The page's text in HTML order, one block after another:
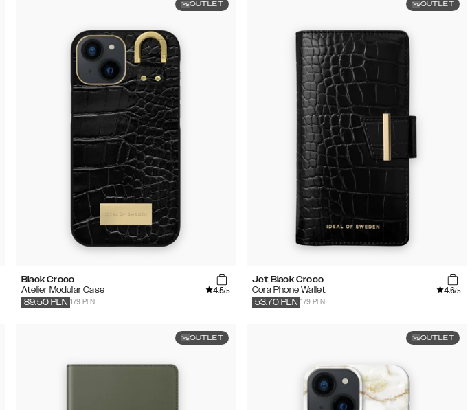
OUTLET
Black Croco
Atelier Modular Case
4.5/5
179 PLN
89.50 PLN
OUTLET
Jet Black Croco
Cora Phone Wallet
4.6/5
179 PLN
53.70 PLN
OUTLET OUTLET